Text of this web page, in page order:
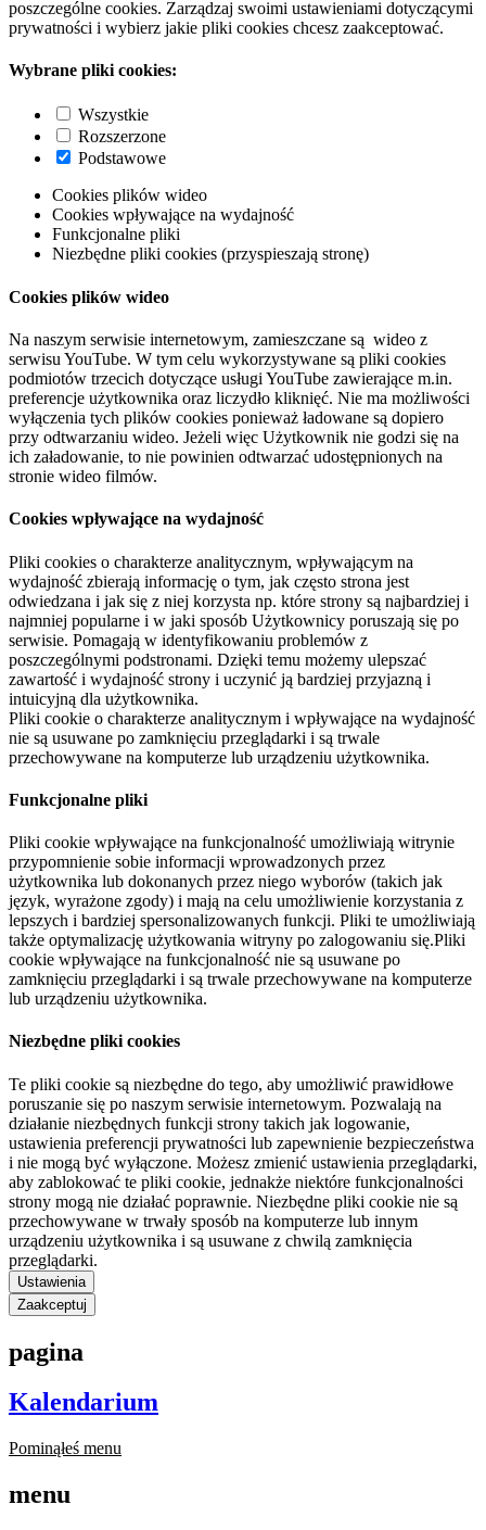
poszczególne cookies. Zarządzaj swoimi ustawieniami dotyczącymi
prywatności i wybierz jakie pliki cookies chcesz zaakceptować.
Wybrane pliki cookies:
Wszystkie
Rozszerzone
Podstawowe
Cookies plików wideo
Cookies wpływające na wydajność
Funkcjonalne pliki
Niezbędne pliki cookies (przyspieszają stronę)
Cookies plików wideo
Na naszym serwisie internetowym, zamieszczane są wideo z
serwisu YouTube. W tym celu wykorzystywane są pliki cookies
podmiotów trzecich dotyczące usługi YouTube zawierające m.in.
preferencje użytkownika oraz liczydło kliknięć. Nie ma możliwości
wyłączenia tych plików cookies ponieważ ładowane są dopiero
przy odtwarzaniu wideo. Jeżeli więc Użytkownik nie godzi się na
ich załadowanie, to nie powinien odtwarzać udostępnionych na
stronie wideo filmów.
Cookies wpływające na wydajność
Pliki cookies o charakterze analitycznym, wpływającym na
wydajność zbierają informację o tym, jak często strona jest
odwiedzana i jak się z niej korzysta np. które strony są najbardziej i
najmniej popularne i w jaki sposób Użytkownicy poruszają się po
serwisie. Pomagają w identyfikowaniu problemów z
poszczególnymi podstronami. Dzięki temu możemy ulepszać
zawartość i wydajność strony i uczynić ją bardziej przyjazną i
intuicyjną dla użytkownika.
Pliki cookie o charakterze analitycznym i wpływające na wydajność
nie są usuwane po zamknięciu przeglądarki i są trwale
przechowywane na komputerze lub urządzeniu użytkownika.
Funkcjonalne pliki
Pliki cookie wpływające na funkcjonalność umożliwiają witrynie
przypomnienie sobie informacji wprowadzonych przez
użytkownika lub dokonanych przez niego wyborów (takich jak
język, wyrażone zgody) i mają na celu umożliwienie korzystania z
lepszych i bardziej spersonalizowanych funkcji. Pliki te umożliwiają
także optymalizację użytkowania witryny po zalogowaniu się.Pliki
cookie wpływające na funkcjonalność nie są usuwane po
zamknięciu przeglądarki i są trwale przechowywane na komputerze
lub urządzeniu użytkownika.
Niezbędne pliki cookies
Te pliki cookie są niezbędne do tego, aby umożliwić prawidłowe
poruszanie się po naszym serwisie internetowym. Pozwalają na
działanie niezbędnych funkcji strony takich jak logowanie,
ustawienia preferencji prywatności lub zapewnienie bezpieczeństwa
i nie mogą być wyłączone. Możesz zmienić ustawienia przeglądarki,
aby zablokować te pliki cookie, jednakże niektóre funkcjonalności
strony mogą nie działać poprawnie. Niezbędne pliki cookie nie są
przechowywane w trwały sposób na komputerze lub innym
urządzeniu użytkownika i są usuwane z chwilą zamknięcia
przeglądarki.
Ustawienia
Zaakceptuj
pagina
Kalendarium
Pominąłeś menu
menu